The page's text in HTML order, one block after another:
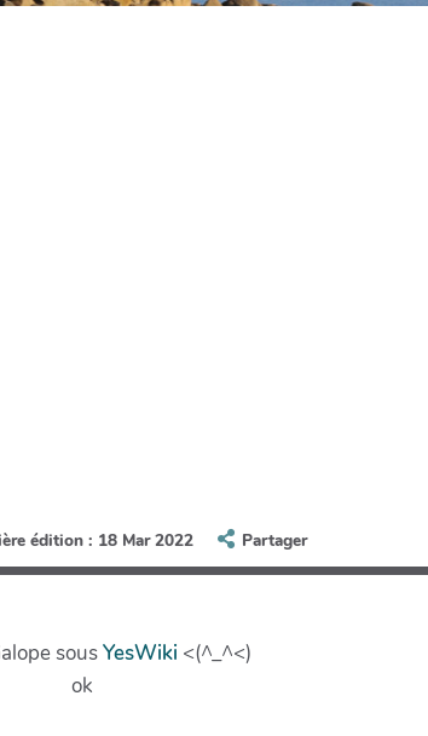
édition : 18 Mar 2022 Partager
sousYesWiki <(^_^<)
ok